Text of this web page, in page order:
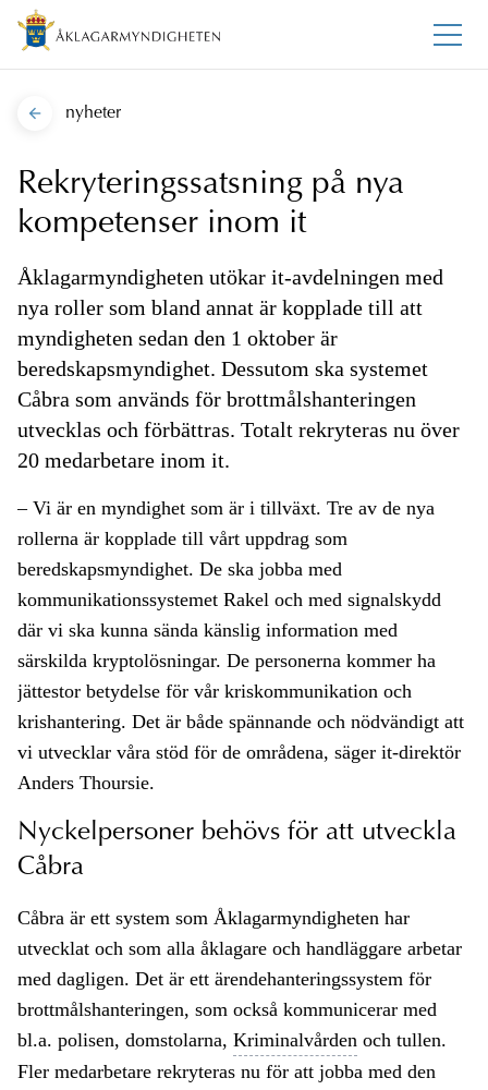
nyheter
Rekryteringssatsning på nya
kompetenser inom it
Åklagarmyndigheten utökar it-avdelningen med
nya roller som bland annat är kopplade till att
myndigheten sedan den 1 oktober är
beredskapsmyndighet. Dessutom ska systemet
Cåbra som används för brottmålshanteringen
utvecklas och förbättras. Totalt rekryteras nu över
20 medarbetare inom it.
– Vi är en myndighet som är i tillväxt. Tre av de nya
rollerna är kopplade till vårt uppdrag som
beredskapsmyndighet. De ska jobba med
kommunikationssystemet Rakel och med signalskydd
där vi ska kunna sända känslig information med
särskilda kryptolösningar. De personerna kommer ha
jättestor betydelse för vår kriskommunikation och
krishantering. Det är både spännande och nödvändigt att
vi utvecklar våra stöd för de områdena, säger it-direktör
Anders Thoursie.
Nyckelpersoner behövs för att utveckla
Cåbra
Cåbra är ett system som Åklagarmyndigheten har
utvecklat och som alla åklagare och handläggare arbetar
med dagligen. Det är ett ärendehanteringssystem för
brottmålshanteringen, som också kommunicerar med
bl.a. polisen, domstolarna, Kriminalvården och tullen.
Fler medarbetare rekryteras nu för att jobba med den